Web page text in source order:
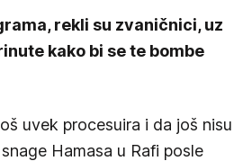
rekli su zvaničnici, uz
kako bi se te bombe
uvek procesuira i da još nisu
Hamasa u Rafi posle